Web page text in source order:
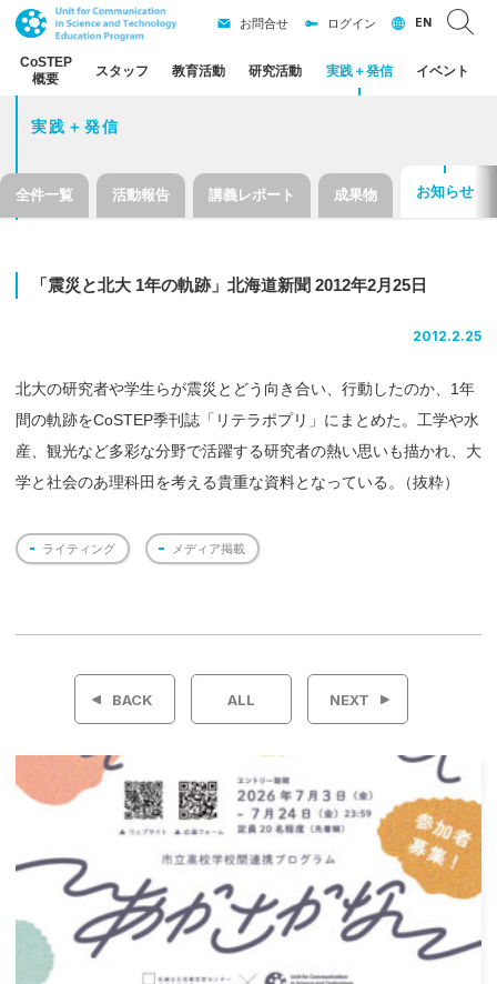
CoSTEP
概要
スタッフ 教育活動 研究活動 実践＋発信 イベント
お問合せ ログイン EN
実践＋発信
全件一覧 活動報告 講義レポート 成果物 お知らせ
「震災と北大 1年の軌跡」 北海道新聞 2012年2月 25 日
2012.2.25
北大の研究者や学生らが震災とどう向き合い、行動したのか、1年
間の軌跡をCoSTEP季刊誌「リテラポプリ」にまとめた。工学や水
産、観光など多彩な分野で活躍する研究者の熱い思いも描かれ、大
学と社会のあ理科田を考える貴重な資料となっている 。 （抜粋）
ライティング メディア掲載
投
ー
シ
BACK ALL NEXT